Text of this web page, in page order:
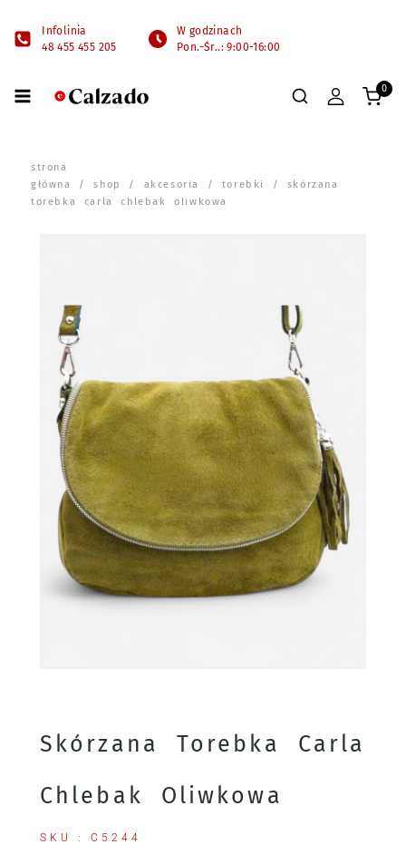
Infolinia
48 455 455 205
W godzinach
Pon.-Śr..: 9:00-16:00
0
strona
główna
/shop / akcesoria / torebki
/ skórzana
torebka carla chlebak oliwkowa
Skórzana Torebka Carla
Chlebak Oliwkowa
SKU : C5244